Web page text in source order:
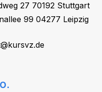
27 70192 Stuttgart
99 04277 Leipzig